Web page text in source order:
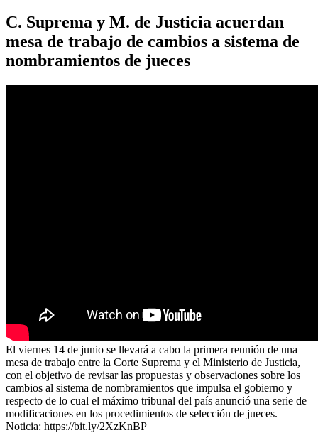
C. Suprema y M. de Justicia acuerdan
mesa de trabajo de cambios a sistema de
nombramientos de jueces
El viernes 14 de junio se llevará a cabo la primera reunión de una
mesa de trabajo entre la Corte Suprema y el Ministerio de Justicia,
con el objetivo de revisar las propuestas y observaciones sobre los
cambios al sistema de nombramientos que impulsa el gobierno y
respecto de lo cual el máximo tribunal del país anunció una serie de
modificaciones en los procedimientos de selección de jueces.
Noticia: https://bit.ly/2XzKnBP